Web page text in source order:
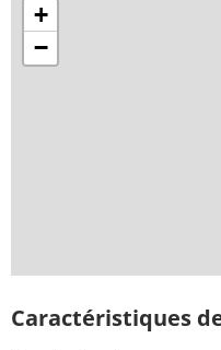
+
−
Caractéristiques